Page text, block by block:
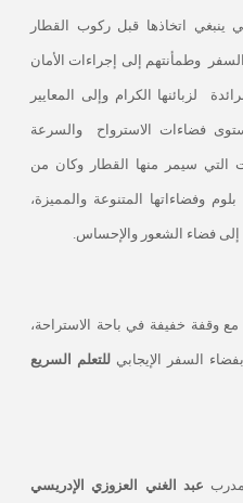
ينبغي اتخاذها قبل ركوب القطار
وطمأنتهم إلى إجراءات الأمان
لزبائنها الكرام وإلى المعايير
فضاءات الاسترواح والسرعة
التي سيمر منها القطار وكان من
وفضاءاتها المتنوعة والمميزة،
إلى فضاء الشعور والإحساس.
وقفة خفيفة في باحة الاستراحة،
بفضاء السفر الإيجابيللتعلم السريع
عبد الغني العزوزي الإدريسي